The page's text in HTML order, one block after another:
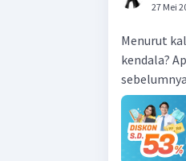
27 Mei
Menurut
kendala?